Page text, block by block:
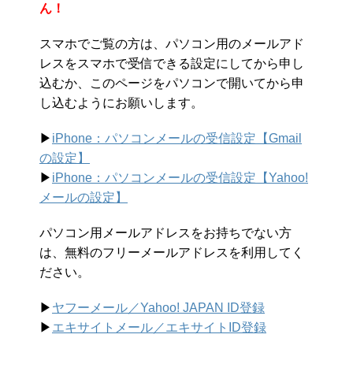
ん！
スマホでご覧の方は、パソコン用のメールアド
レスをスマホで受信できる設定にしてから申し
込むか、このページをパソコンで開いてから申
し込むようにお願いします。
▶︎ iPhone：パソコンメールの受信設定【Gmail
の設定】
▶︎ iPhone：パソコンメールの受信設定【Yahoo!
メールの設定】
パソコン用メールアドレスをお持ちでない方
は、無料のフリーメールアドレスを利用してく
ださい。
▶︎ ヤフーメール／Yahoo! JAPAN ID登録
▶︎ エキサイトメール／エキサイトID登録